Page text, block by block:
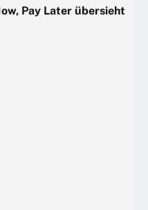
Pay Later übersieht